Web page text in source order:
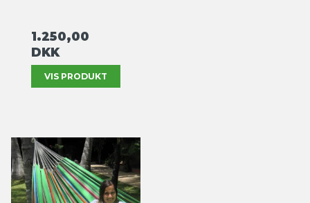
1.250,00
DKK
VIS PRODUKT